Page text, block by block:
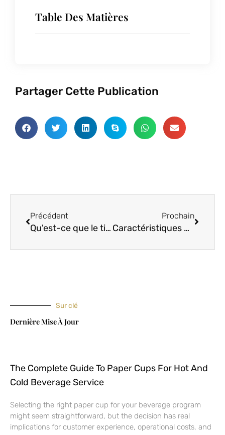
Table Des Matières
Partager Cette Publication
Précédent
Qu'est-ce que le tissu en peau de pêche de Chine?
Prochain
Caractéristiques de divers produits en tissu brossé de Chine
Sur clé
Dernière Mise À Jour
The Complete Guide To Paper Cups For Hot And
Cold Beverage Service
Selecting the right paper cup for your beverage program
might seem straightforward, but the decision has real
implications for customer experience, operational costs, and